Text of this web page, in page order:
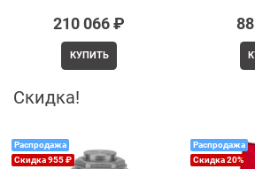
210 066 ₽
КУПИТЬ
Скидка!
Распродажа
Скидка 955 ₽
Распродажа
Скидка 20%